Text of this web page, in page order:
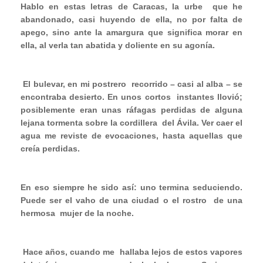
Hablo en estas letras de Caracas, la urbe
que he
abandonado, casi huyendo de ella, no por falta de
apego, sino ante la amargura que significa morar en
ella, al verla tan abatida y doliente en su agonía.
El bulevar, en mi postrero
recorrido – casi al alba – se
encontraba desierto. En unos cortos
instantes llovió;
posiblemente eran unas ráfagas perdidas de alguna
lejana tormenta sobre la cordillera del Ávila. Ver caer el
agua me reviste de evocaciones, hasta aquellas que
creía perdidas.
En eso siempre he sido así: uno termina seduciendo.
Puede ser el vaho de una ciudad o el rostro
de una
hermosa mujer de la noche.
Hace años, cuando me
hallaba lejos de estos vapores